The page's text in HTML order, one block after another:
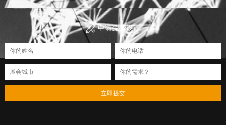
申请免费设计
立即提交